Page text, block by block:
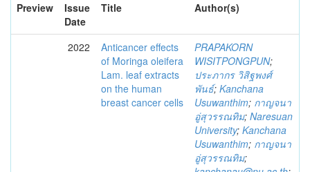
Preview
Issue
Date
Title Author(s)
2022
Anticancer effects
of Moringa oleifera
Lam. leaf extracts
on the human
breast cancer cells
PRAPAKORN
WISITPONGPUN;
ประภากร วิสิฐพงศ์
พันธ์; Kanchana
Usuwanthim; กาญจนา
อู่สุวรรณทิม; Naresuan
University; Kanchana
Usuwanthim; กาญจนา
อู่สุวรรณทิม;